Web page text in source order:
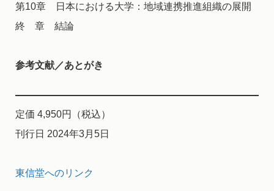
第10章 日本における大学：地域連携推進組織の展開
終 章 結論
参考文献／あとがき
定価 4,950円（税込）
刊行日 2024年3月5日
東信堂へのリンク